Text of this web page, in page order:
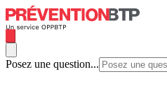
Posez une question...